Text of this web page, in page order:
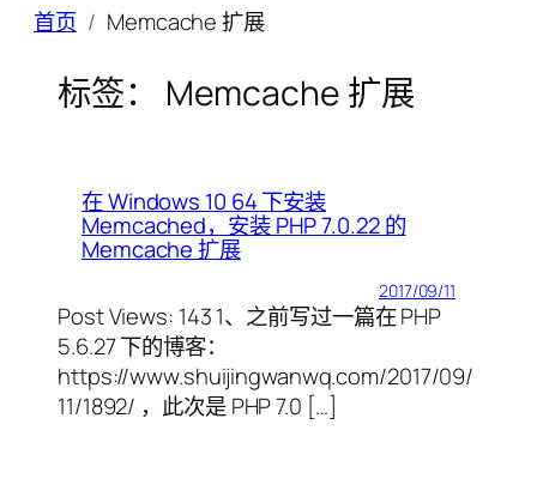
首页 Memcache 扩展
标签： Memcache 扩展
在 Windows 10 64 下安装
Memcached，安装 PHP 7.0.22 的
Memcache 扩展
2017/09/11
Post Views: 143 1、之前写过一篇在 PHP
5.6.27 下的博客：
https://www.shuijingwanwq.com/2017/09/
11/1892/ ，此次是 PHP 7.0 […]